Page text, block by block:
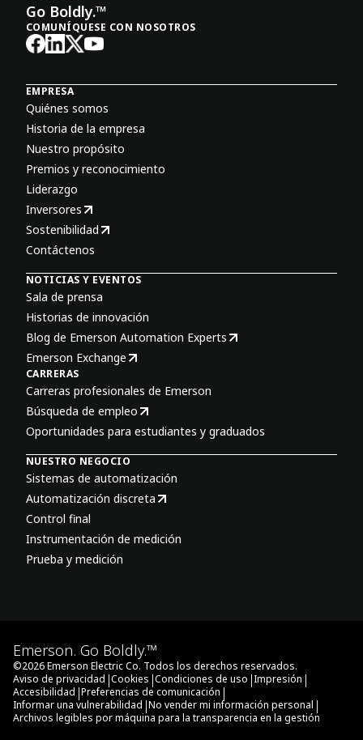
Go Boldly.™
COMUNÍQUESE CON NOSOTROS
EMPRESA
Quiénes somos
Historia de la empresa
Nuestro propósito
Premios y reconocimiento
Liderazgo
Inversores
Sostenibilidad
Contáctenos
NOTICIAS Y EVENTOS
Sala de prensa
Historias de innovación
Blog de Emerson Automation Experts
Emerson Exchange
CARRERAS
Carreras profesionales de Emerson
Búsqueda de empleo
Oportunidades para estudiantes y graduados
NUESTRO NEGOCIO
Sistemas de automatización
Automatización discreta
Control final
Instrumentación de medición
Prueba y medición
Emerson. Go Boldly.™
©2026Emerson Electric Co. Todos los derechos reservados.
Aviso de privacidad |Cookies |Condiciones de uso |Impresión |
Accesibilidad |Preferencias de comunicación |
Informar una vulnerabilidad |No vender mi información personal |
Archivos legibles por máquina para la transparencia en la gestión